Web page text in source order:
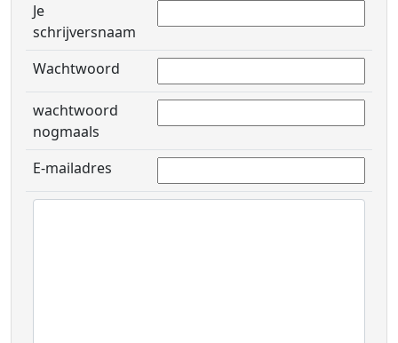
Je
schrijversnaam
Wachtwoord
wachtwoord
nogmaals
E-mailadres